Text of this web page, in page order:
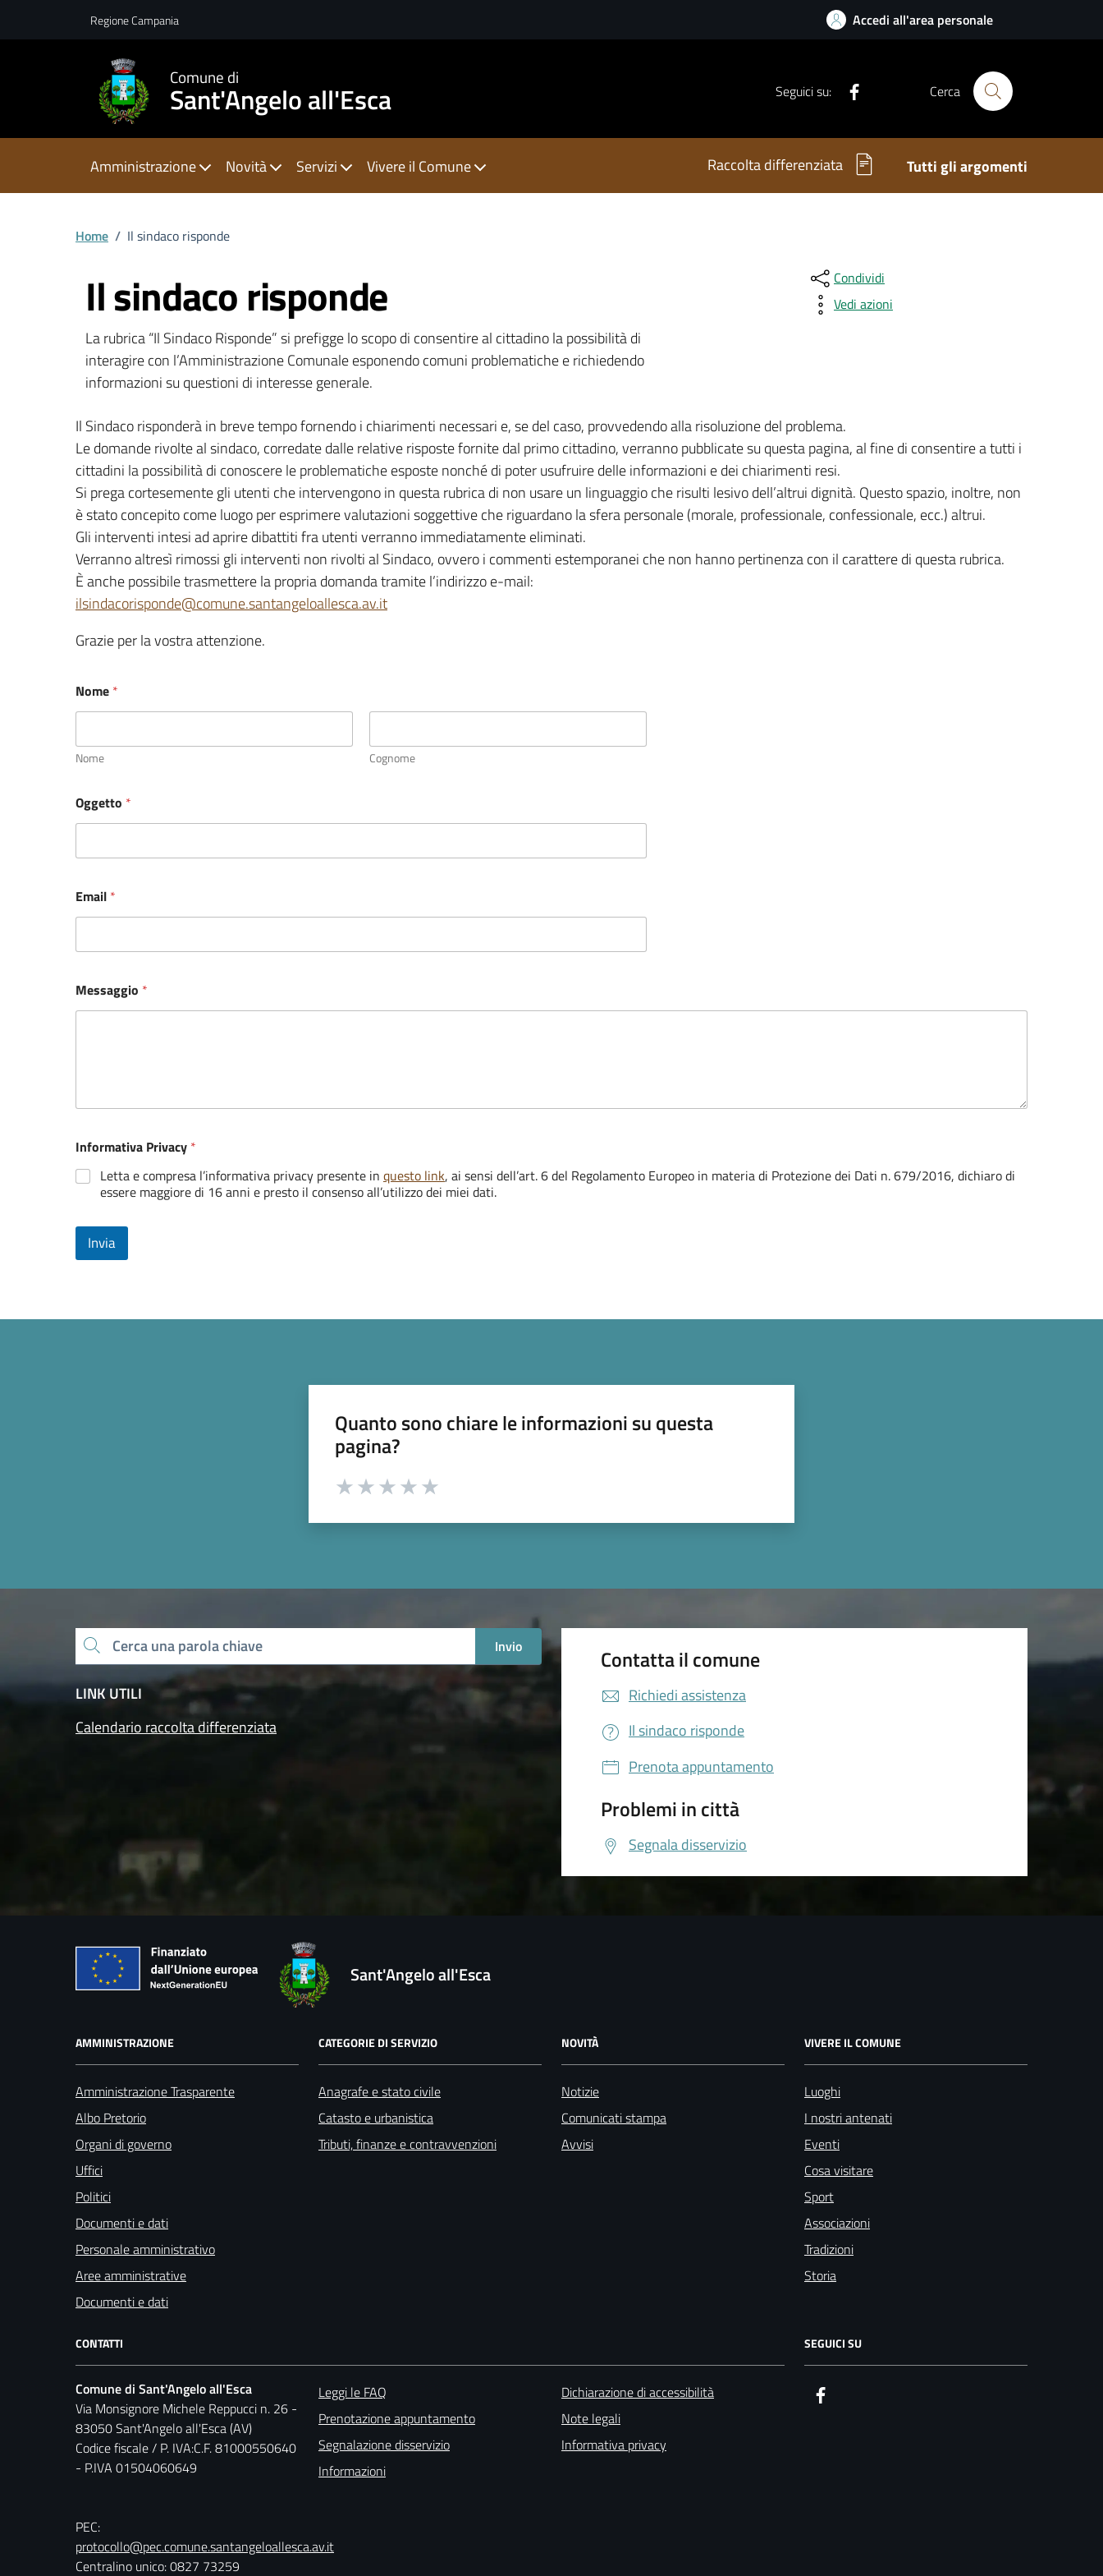
Regione Campania Accedi all'area personale
Comune di
Sant'Angelo all'Esca Seguici su: Cerca
Amministrazione Novità Servizi Vivere il Comune Raccolta differenziata Tutti gli argomenti
Home / Il sindaco risponde
Il sindaco risponde
La rubrica “Il Sindaco Risponde” si prefigge lo scopo di consentire al cittadino la possibilità di
interagire con l’Amministrazione Comunale esponendo comuni problematiche e richiedendo
informazioni su questioni di interesse generale.
Condividi
Vedi azioni
Il Sindaco risponderà in breve tempo fornendo i chiarimenti necessari e, se del caso, provvedendo alla risoluzione del problema.
Le domande rivolte al sindaco, corredate dalle relative risposte fornite dal primo cittadino, verranno pubblicate su questa pagina, al fine di consentire a tutti i
cittadini la possibilità di conoscere le problematiche esposte nonché di poter usufruire delle informazioni e dei chiarimenti resi.
Si prega cortesemente gli utenti che intervengono in questa rubrica di non usare un linguaggio che risulti lesivo dell’altrui dignità. Questo spazio, inoltre, non
è stato concepito come luogo per esprimere valutazioni soggettive che riguardano la sfera personale (morale, professionale, confessionale, ecc.) altrui.
Gli interventi intesi ad aprire dibattiti fra utenti verranno immediatamente eliminati.
Verranno altresì rimossi gli interventi non rivolti al Sindaco, ovvero i commenti estemporanei che non hanno pertinenza con il carattere di questa rubrica.
È anche possibile trasmettere la propria domanda tramite l’indirizzo e-mail:
ilsindacorisponde@comune.santangeloallesca.av.it
Grazie per la vostra attenzione.
Nome *
Nome Cognome
Oggetto *
Email *
Messaggio *
Informativa Privacy *
Letta e compresa l’informativa privacy presente in questo link, ai sensi dell’art. 6 del Regolamento Europeo in materia di Protezione dei Dati n. 679/2016, dichiaro di
essere maggiore di 16 anni e presto il consenso all’utilizzo dei miei dati.
Invia
Quanto sono chiare le informazioni su questa
pagina?
Cerca una parola chiave Invio
LINK UTILI
Calendario raccolta differenziata
Contatta il comune
Richiedi assistenza
Il sindaco risponde
Prenota appuntamento
Problemi in città
Segnala disservizio
Sant'Angelo all'Esca
AMMINISTRAZIONE
Amministrazione Trasparente
Albo Pretorio
Organi di governo
Uffici
Politici
Documenti e dati
Personale amministrativo
Aree amministrative
Documenti e dati
CATEGORIE DI SERVIZIO
Anagrafe e stato civile
Catasto e urbanistica
Tributi, finanze e contravvenzioni
NOVITÀ
Notizie
Comunicati stampa
Avvisi
VIVERE IL COMUNE
Luoghi
I nostri antenati
Eventi
Cosa visitare
Sport
Associazioni
Tradizioni
Storia
CONTATTI
Comune di Sant'Angelo all'Esca
Via Monsignore Michele Reppucci n. 26 -
83050 Sant'Angelo all'Esca (AV)
Codice fiscale / P. IVA:C.F. 81000550640
- P.IVA 01504060649
PEC:
protocollo@pec.comune.santangeloallesca.av.it
Centralino unico: 0827 73259
Leggi le FAQ
Prenotazione appuntamento
Segnalazione disservizio
Informazioni
Dichiarazione di accessibilità
Note legali
Informativa privacy
SEGUICI SU